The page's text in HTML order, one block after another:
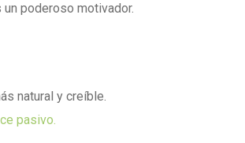
poderoso motivador.
natural y creíble.
pasivo.